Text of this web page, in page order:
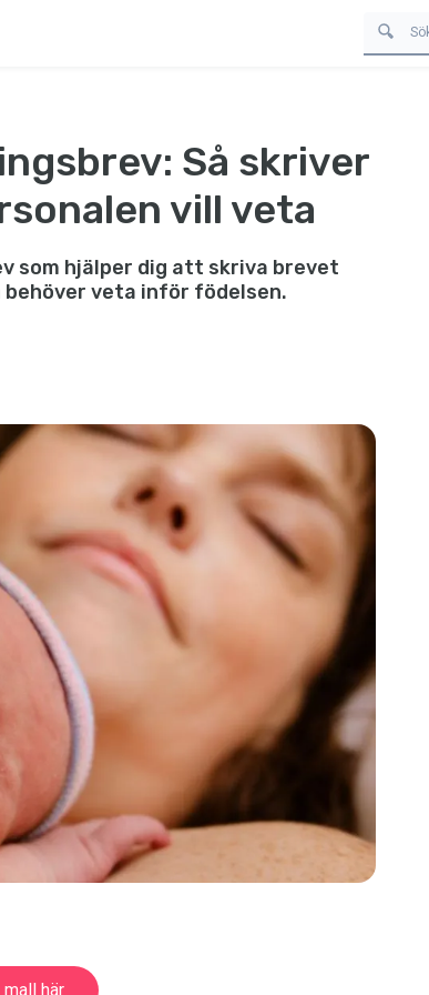
Så skriver
vill veta
som hjälper dig att skriva brevet
veta inför födelsen.
här